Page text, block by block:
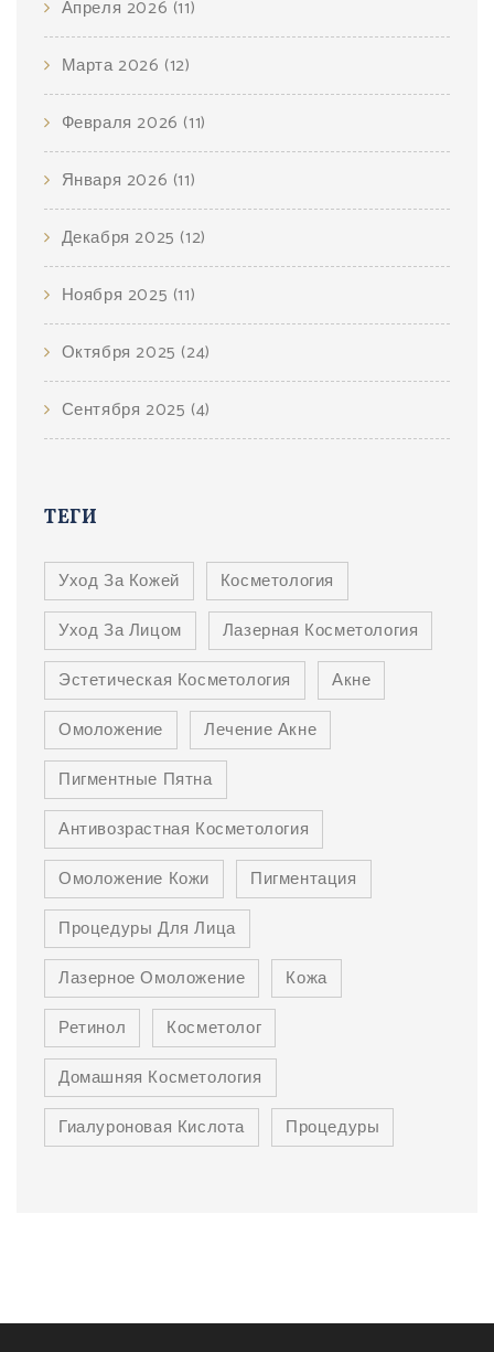
Апреля 2026 (11)
Марта 2026 (12)
Февраля 2026 (11)
Января 2026 (11)
Декабря 2025 (12)
Ноября 2025 (11)
Октября 2025 (24)
Сентября 2025 (4)
ТЕГИ
Уход За Кожей
Косметология
Уход За Лицом
Лазерная Косметология
Эстетическая Косметология
Акне
Омоложение
Лечение Акне
Пигментные Пятна
Антивозрастная Косметология
Омоложение Кожи
Пигментация
Процедуры Для Лица
Лазерное Омоложение
Кожа
Ретинол
Косметолог
Домашняя Косметология
Гиалуроновая Кислота
Процедуры